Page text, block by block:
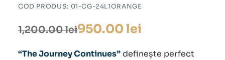
COD PRODUS: 01-CG-24L1ORANGE
1,200.00lei
Prețul
inițial
950.00 lei
Prețul
curent
“The Journey Continues”definește perfect